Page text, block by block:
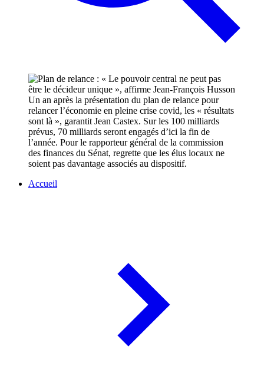
Un an après la présentation du plan de relance pour
relancer l’économie en pleine crise covid, les « résultats
sont là », garantit Jean Castex. Sur les 100 milliards
prévus, 70 milliards seront engagés d’ici la fin de
l’année. Pour le rapporteur général de la commission
des finances du Sénat, regrette que les élus locaux ne
soient pas davantage associés au dispositif.
Accueil